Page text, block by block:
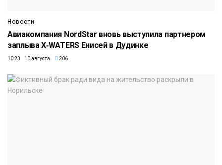
Новости
Авиакомпания NordStar вновь выступила партнером
заплыва X‑WATERS Енисей в Дудинке
10:23 10 августа 206